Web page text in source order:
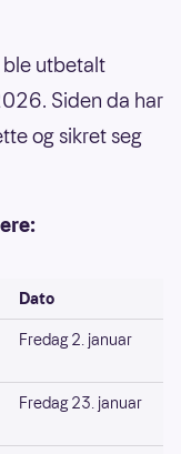
utbetalt
Siden da har
og sikret seg
Dato
Fredag 2. januar
Fredag 23. januar